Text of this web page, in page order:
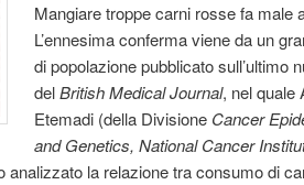
Mangiare troppe carni rosse fa male
L’ennesima conferma viene da un
di popolazione pubblicato sull’ultimo
delBritish Medical Journal, nel quale
Etemadi (della Divisione Cancer
and Genetics, National Cancer
analizzato la relazione tra consumo di